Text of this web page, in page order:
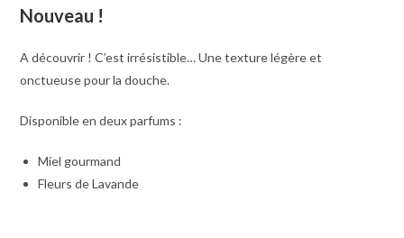
Nouveau !
A découvrir ! C’est irrésistible… Une texture légère et
onctueuse pour la douche.
Disponible en deux parfums :
Miel gourmand
Fleurs de Lavande